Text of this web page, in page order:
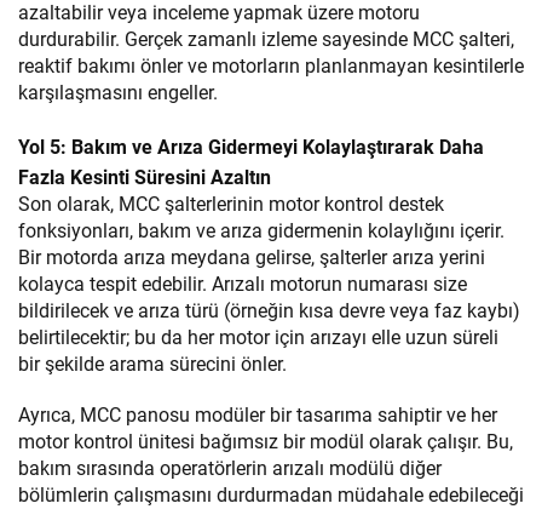
azaltabilir veya inceleme yapmak üzere motoru
durdurabilir. Gerçek zamanlı izleme sayesinde MCC şalteri,
reaktif bakımı önler ve motorların planlanmayan kesintilerle
karşılaşmasını engeller.
Yol 5: Bakım ve Arıza Gidermeyi Kolaylaştırarak Daha
Fazla Kesinti Süresini Azaltın
Son olarak, MCC şalterlerinin motor kontrol destek
fonksiyonları, bakım ve arıza gidermenin kolaylığını içerir.
Bir motorda arıza meydana gelirse, şalterler arıza yerini
kolayca tespit edebilir. Arızalı motorun numarası size
bildirilecek ve arıza türü (örneğin kısa devre veya faz kaybı)
belirtilecektir; bu da her motor için arızayı elle uzun süreli
bir şekilde arama sürecini önler.
Ayrıca, MCC panosu modüler bir tasarıma sahiptir ve her
motor kontrol ünitesi bağımsız bir modül olarak çalışır. Bu,
bakım sırasında operatörlerin arızalı modülü diğer
bölümlerin çalışmasını durdurmadan müdahale edebileceği